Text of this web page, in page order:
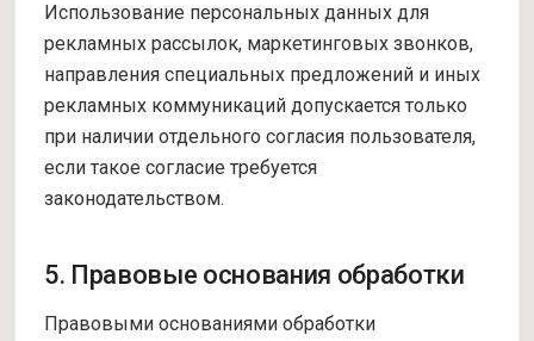
Использование персональных данных для
рекламных рассылок, маркетинговых звонков,
направления специальных предложений и иных
рекламных коммуникаций допускается только
при наличии отдельного согласия пользователя,
если такое согласие требуется
законодательством.
5. Правовые основания обработки
Правовыми основаниями обработки